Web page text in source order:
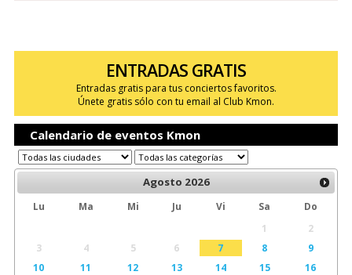
ENTRADAS GRATIS
Entradas gratis para tus conciertos favoritos.
Únete gratis sólo con tu email al Club Kmon.
Calendario de eventos Kmon
Agosto 2026
Lu Ma Mi Ju Vi Sa
Do
1
2
3
4 5 6 7 8
9
10
11 12 13 14 15
16